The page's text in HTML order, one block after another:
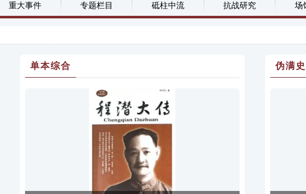
重大事件 专题栏目 砥柱中流 抗战研究 场
单本综合 伪满